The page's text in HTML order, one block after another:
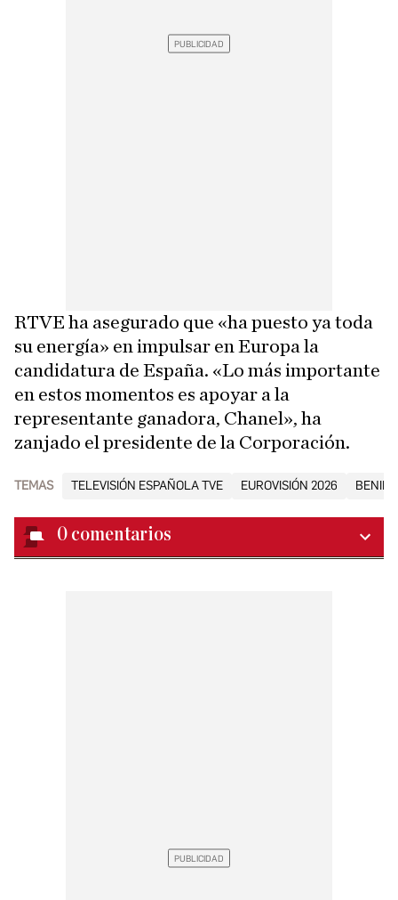
RTVE ha asegurado que «ha puesto ya toda
su energía» en impulsar en Europa la
candidatura de España. «Lo más importante
en estos momentos es apoyar a la
representante ganadora, Chanel», ha
zanjado el presidente de la Corporación.
TEMAS TELEVISIÓN ESPAÑOLA TVE EUROVISIÓN 2026
0 comentarios